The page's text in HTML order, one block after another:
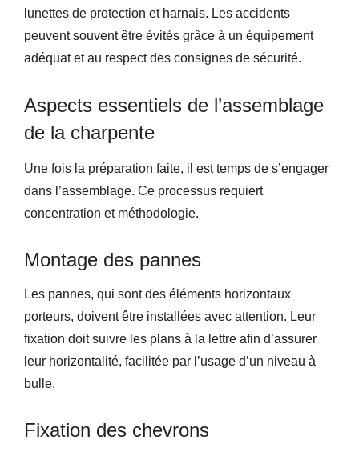
lunettes de protection et harnais. Les accidents
peuvent souvent être évités grâce à un équipement
adéquat et au respect des consignes de sécurité.
Aspects essentiels de l’assemblage
de la charpente
Une fois la préparation faite, il est temps de s’engager
dans l’assemblage. Ce processus requiert
concentration et méthodologie.
Montage des pannes
Les pannes, qui sont des éléments horizontaux
porteurs, doivent être installées avec attention. Leur
fixation doit suivre les plans à la lettre afin d’assurer
leur horizontalité, facilitée par l’usage d’un niveau à
bulle.
Fixation des chevrons